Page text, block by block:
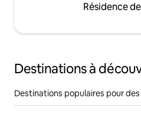
Résidence
Destinations à
Destinations populaires pour